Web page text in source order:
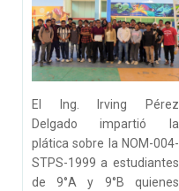
El Ing. Irving Pérez
Delgado impartió la
plática sobre la NOM-004-
STPS-1999 a estudiantes
de 9°A y 9°B quienes